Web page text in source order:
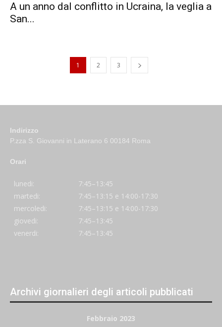
A un anno dal conflitto in Ucraina, la veglia a
San...
1 2 3
Indirizzo
P.zza S. Giovanni in Laterano 6 00184 Roma
Orari
lunedi:
7:45–13:45
martedi:
7:45–13:15 e 14:00-17:30
mercoledi:
7:45–13:15 e 14:00-17:30
giovedi:
7:45–13:45
venerdi:
7:45–13:45
Archivi giornalieri degli articoli pubblicati
Febbraio 2023